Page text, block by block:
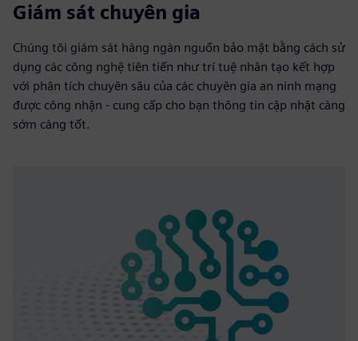
Giám sát chuyên gia
Chúng tôi giám sát hàng ngàn nguồn bảo mật bằng cách sử
dụng các công nghệ tiên tiến như trí tuệ nhân tạo kết hợp
với phân tích chuyên sâu của các chuyên gia an ninh mạng
được công nhận - cung cấp cho bạn thông tin cập nhật càng
sớm càng tốt.